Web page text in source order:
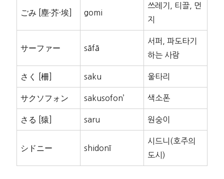
ごみ [塵·芥·埃] gomi
쓰레기, 티끌, 먼
지
サーファー sāfā
서퍼, 파도타기
하는 사람
さく [柵] saku 울타리
サクソフォン sakusofon’ 색소폰
さる [猿] saru 원숭이
シドニー shidonī
시드니(호주의
도시)